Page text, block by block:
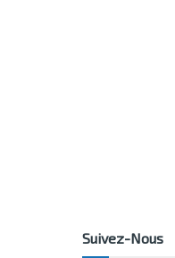
Suivez-Nous